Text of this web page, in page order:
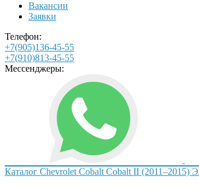
Вакансии
Заявки
Телефон:
+7(905)136-45-55
+7(910)813-45-55
Мессенджеры:
Каталог Chevrolet Cobalt Cobalt II (2011–2015)